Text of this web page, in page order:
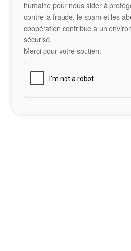
humaine pour nous aider à
contre la fraude, le spam et les
coopération contribue à un
sécurisé.
Merci pour votre soutien.